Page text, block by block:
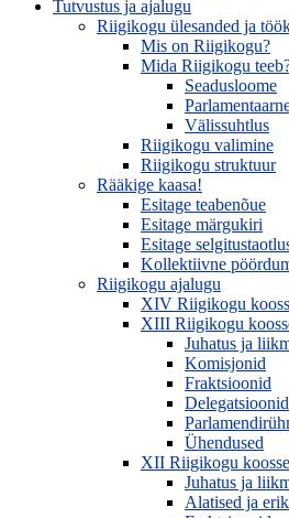
Tutvustus ja ajalugu
Riigikogu ülesanded ja
Mis on Riigikogu?
Mida Riigikogu
Seadusloome
Välissuhtlus
Riigikogu valimine
Riigikogu struktuur
Rääkige kaasa!
Esitage teabenõue
Esitage märgukiri
Esitage
Kollektiivne
Riigikogu ajalugu
XIV Riigikogu
XIII Riigikogu
Juhatus ja
Komisjonid
Fraktsioonid
Delegatsioonid
Ühendused
XII Riigikogu
Juhatus ja
Alatised ja